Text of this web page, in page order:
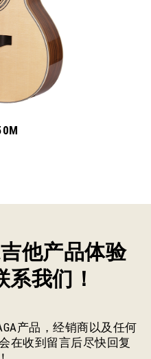
他产品体验
我们！
产品，经销商以及任何
在收到留言后尽快回复